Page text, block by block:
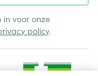
in voor onze
policy.